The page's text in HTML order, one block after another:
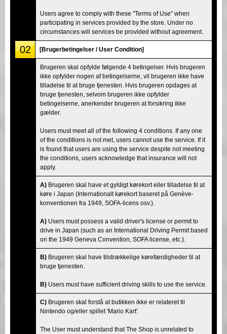
Users agree to comply with these "Terms of Use" when
participating in services provided by the store. Under no
circumstances will services be provided without agreement.
02 [Brugerbetingelser / User Condition]
Brugeren skal opfylde følgende 4 betingelser. Hvis brugeren
ikke opfylder nogen af betingelserne, vil brugeren ikke have
tilladelse til at bruge tjenesten. Hvis brugeren opdages at
bruge tjenesten, selvom brugeren ikke opfylder
betingelserne, anerkender brugeren at forsikring ikke
gælder.
Users must meet all of the following 4 conditions. If any one
of the conditions is not met, users cannot use the service. If it
is found that users are using the service despite not meeting
the conditions, users acknowledge that insurance will not
apply.
A) Brugeren skal have et gyldigt kørekort eller tilladelse til at
køre i Japan (Internationalt kørekort baseret på Genève-
konventionen fra 1949, SOFA-licens osv.).
A) Users must possess a valid driver's license or permit to
drive in Japan (such as an International Driving Permit based
on the 1949 Geneva Convention, SOFA license, etc.).
B) Brugeren skal have tilstrækkelige kørefærdigheder til at
bruge tjenesten.
B) Users must have sufficient driving skills to use the service.
C) Brugeren skal forstå at butikken ikke er relateret til
Nintendo og/eller spillet 'Mario Kart'.
The User must understand that The Shop is unrelated to